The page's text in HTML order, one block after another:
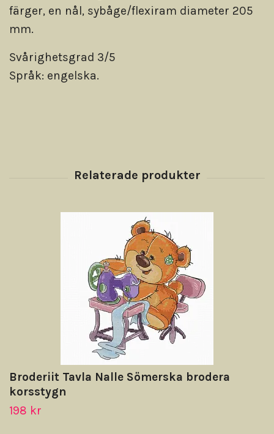
färger, en nål, sybåge/flexiram diameter 205
mm.
Svårighetsgrad 3/5
Språk: engelska.
Broderiit Tavla Nalle Sömerska brodera
korsstygn
198 kr